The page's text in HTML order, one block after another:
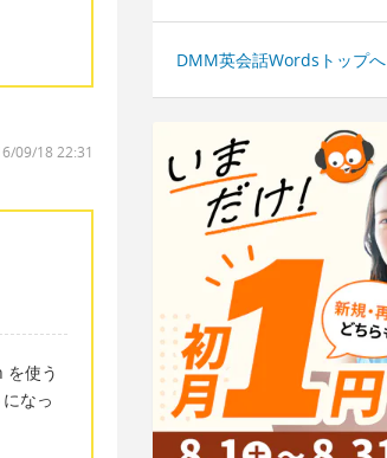
09/18 22:31
使う
なっ
DMM英会話Wordsトップへ